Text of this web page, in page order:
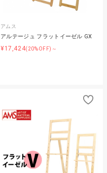
アムス
アルテージュ フラットイーゼル GX
¥17,424(20%OFF)～